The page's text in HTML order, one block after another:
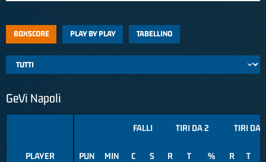
BOXSCORE PLAY BY PLAY TABELLINO
GeVi Napoli
PLAYER
FALLI TIRI DA 2 TIRI DA
PUN MIN C S R T % R T